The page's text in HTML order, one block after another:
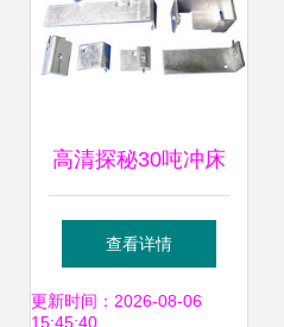
高清探秘30吨冲床
非标零件加工技术
——锐朗泰金属制
查看详情
更新时间：2026-08-06
15:45:40